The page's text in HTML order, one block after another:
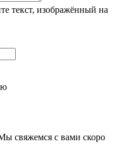
текст, изображённый на
свяжемся с вами скоро